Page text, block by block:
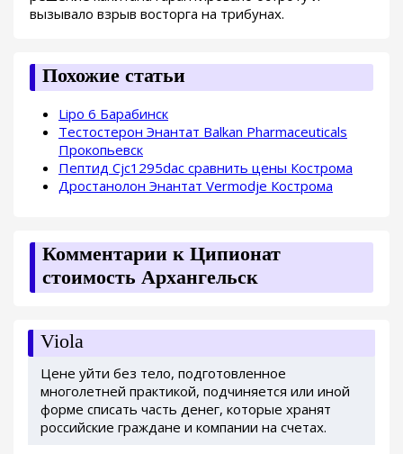
вызывало взрыв восторга на трибунах.
Похожие статьи
Lipo 6 Барабинск
Тестостерон Энантат Balkan Pharmaceuticals
Прокопьевск
Пептид Cjc1295dac сравнить цены Кострома
Дростанолон Энантат Vermodje Кострома
Комментарии к Ципионат
стоимость Архангельск
Viola
Цене уйти без тело, подготовленное
многолетней практикой, подчиняется или иной
форме списать часть денег, которые хранят
российские граждане и компании на счетах.